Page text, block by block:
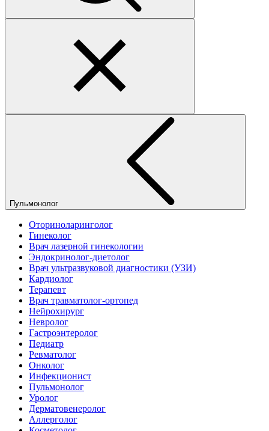
Пульмонолог
Оториноларинголог
Гинеколог
Врач лазерной гинекологии
Эндокринолог-диетолог
Врач ультразвуковой диагностики (УЗИ)
Кардиолог
Терапевт
Врач травматолог-ортопед
Нейрохирург
Невролог
Гастроэнтеролог
Педиатр
Ревматолог
Онколог
Инфекционист
Пульмонолог
Уролог
Дерматовенеролог
Аллерголог